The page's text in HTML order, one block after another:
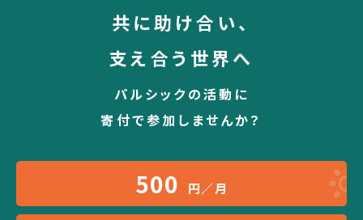
共に助け合い、
支え合う世界へ
パルシックの活動に
寄付で参加しませんか？
500 円／月